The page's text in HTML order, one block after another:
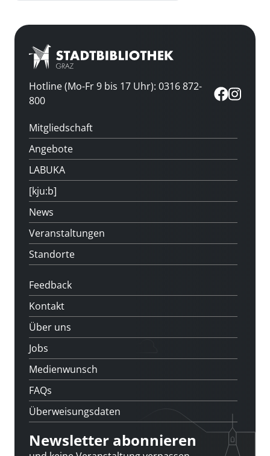
Hotline (Mo-Fr 9 bis 17 Uhr): 0316 872-
800
Mitgliedschaft
Angebote
LABUKA
[kju:b]
News
Veranstaltungen
Standorte
Feedback
Kontakt
Über uns
Jobs
Medienwunsch
FAQs
Überweisungsdaten
Newsletter abonnieren